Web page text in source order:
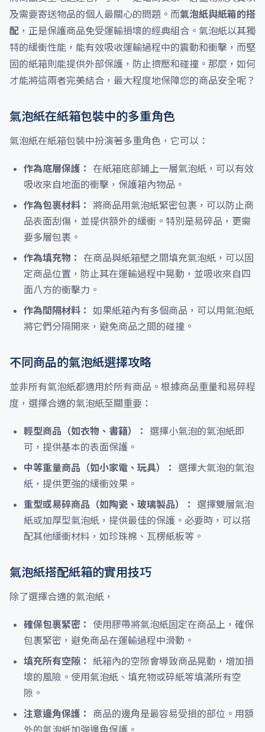
及需要寄送物品的個人最關心的問題。而氣泡紙與紙箱的搭
配 ，正是保護商品免受運輸損壞的經典組合。氣泡紙以其獨
特的緩衝性能，能有效吸收運輸過程中的震動和衝擊，而堅
固的紙箱則能提供外部保護，防止擠壓和碰撞。那麼，如何
才能將這兩者完美結合，最大程度地保障您的商品安全呢？
氣泡紙在紙箱包裝中的多重角色
氣泡紙在紙箱包裝中扮演著多重角色，它可以：
作為底層保護： 在紙箱底部鋪上一層氣泡紙，可以有效
吸收來自地面的衝擊，保護箱內物品。
作為包裹材料：
將商品用氣泡紙緊密包裹，可以防止商
品表面刮傷，並提供額外的緩衝。特別是易碎品，更需
要多層包裹。
作為填充物： 在商品與紙箱壁之間填充氣泡紙，可以固
定商品位置，防止其在運輸過程中晃動，並吸收來自四
面八方的衝擊力。
作為間隔材料： 如果紙箱內有多個商品，可以用氣泡紙
將它們分隔開來，避免商品之間的碰撞。
不同商品的氣泡紙選擇攻略
並非所有氣泡紙都適用於所有商品。根據商品重量和易碎程
度，選擇合適的氣泡紙至關重要：
輕型商品（如衣物、書籍）：
選擇小氣泡的氣泡紙即
可，提供基本的表面保護。
中等重量商品（如小家電、玩具）：
選擇大氣泡的氣泡
紙，提供更強的緩衝效果。
重型或易碎商品（如陶瓷、玻璃製品）：
選擇雙層氣泡
紙或加厚型氣泡紙，提供最佳的保護。必要時，可以搭
配其他緩衝材料，如珍珠棉、瓦楞紙板等。
氣泡紙搭配紙箱的實用技巧
除了選擇合適的氣泡紙，
確保包裹緊密： 使用膠帶將氣泡紙固定在商品上，確保
包裹緊密，避免商品在運輸過程中滑動。
填充所有空隙： 紙箱內的空隙會導致商品晃動，增加損
壞的風險。使用氣泡紙、填充物或碎紙等填滿所有空
隙。
注意邊角保護：
商品的邊角是最容易受損的部位。用額
外的氣泡紙加強邊角保護。